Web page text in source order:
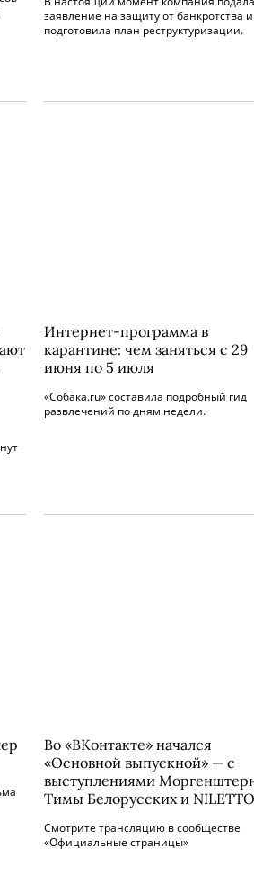
заявление на защиту от банкротства и
подготовила план реструктуризации.
Интернет-программа в
карантине: чем заняться с 29
июня по 5 июля
«Собака.ru» составила подробный гид
развлечений по дням недели.
Во «ВКонтакте» начался
«Основной выпускной» — с
выступлениями
Тимы Белорусских и NILETTO
Смотрите трансляцию в сообществе
«Официальные страницы»